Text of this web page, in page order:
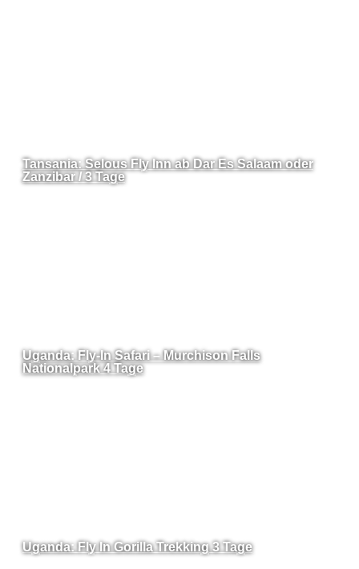
Tansania: Selous Fly Inn ab Dar Es Salaam oder
Zanzibar / 3 Tage
Uganda: Fly-In Safari – Murchison Falls
Nationalpark 4 Tage
Uganda: Fly In Gorilla Trekking 3 Tage